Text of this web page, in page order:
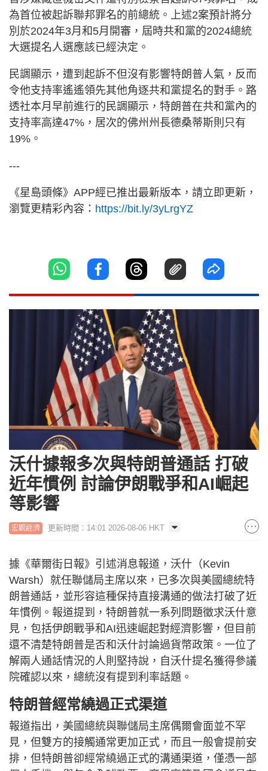
為首位被起訴聯邦罪名的前總統。上述2案預計將分
別於2024年3月和5月開審，屆時共和黨的2024總統
大選提名人選應該已經決定。
民調顯示，遭到起訴不但沒有影響特朗普人氣，反而
令他支持率遙遙領先其他角逐共和黨提名的對手。路
透社本月早前進行的民調顯示，特朗普在共和黨內的
支持率高達47%，居次的佛州州長德桑蒂斯則只有
19%。
---
《星島頭條》APP經已推出最新版本，請立即更新，
瀏覽更精彩內容： https://bit.ly/3yLrgYZ
沃什據報多次與特朗普通話 打破
近年慣例 討論伊朗戰爭和AI崛起
等影響
宏觀經濟 更新時間：14:01 2026-08-06 HKT
據《華爾街日報》引述消息報道，沃什（Kevin
Warsh）就任聯儲局主席以來，已多次與美國總統特
朗普通話，並形容這種保持直接溝通的做法打破了近
年慣例。報道提到，特朗普就一系列問題徵求沃什意
見，包括伊朗戰爭和AI迅速崛起對經濟影響，但目前
還不清楚特朗普是否和沃什討論過貨幣政策。一位了
解兩人通話情況的人則堅持說，自沃什提名獲得參議
院確認以來，總統沒有提到利率話題。
特朗普經常繞過正式渠道
報道指出，美國總統與聯儲局主席偶爾會面並不罕
見，但雙方的接觸通常更加正式，而且一般會提前安
排，但特朗普卻經常繞過正式的溝通渠道，僅憑一部